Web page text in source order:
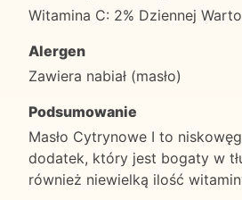
Witamina C: 2% Dziennej
Alergen
Zawiera nabiał (masło)
Podsumowanie
Masło Cytrynowe I to
dodatek, który jest bogaty w
również niewielką ilość